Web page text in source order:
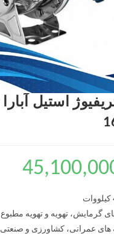
گرمایش، تهویه و تهویه مطبوع
های عمرانی، کشاورزی و صنعتی